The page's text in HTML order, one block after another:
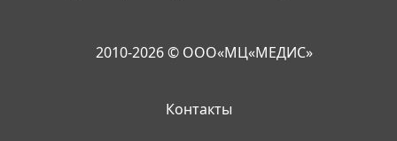
2010-2026 © ООО«МЦ«МЕДИС»
Контакты